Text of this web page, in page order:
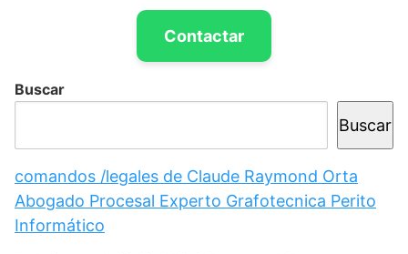
Contactar
Buscar
Buscar
comandos /legales de Claude Raymond Orta
Abogado Procesal Experto Grafotecnica Perito
Informático